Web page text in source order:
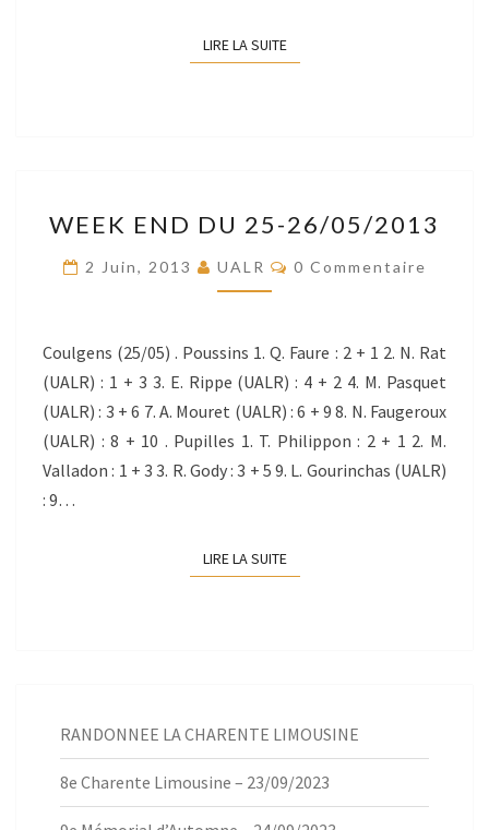
LIRE LA SUITELIRE LA SUITE
END
DU
25-
WEEK END DU 25-26/05/2013
2 Juin, 2013 UALR Commentaires
0 Commentaire
Coulgens (25/05) . Poussins 1. Q. Faure : 2 + 1 2. N. Rat
(UALR) : 1 + 3 3. E. Rippe (UALR) : 4 + 2 4. M. Pasquet
(UALR) : 3 + 6 7. A. Mouret (UALR) : 6 + 9 8. N. Faugeroux
(UALR) : 8 + 10 . Pupilles 1. T. Philippon : 2 + 1 2. M.
Valladon : 1 + 3 3. R. Gody : 3 + 5 9. L. Gourinchas (UALR)
: 9…
LIRE LA SUITELIRE LA SUITE
RANDONNEE LA CHARENTE LIMOUSINE
8e Charente Limousine – 23/09/2023